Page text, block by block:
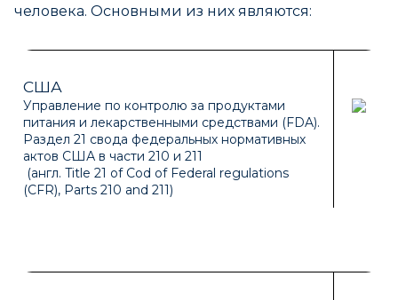
человека. Основными из них являются:
США
Управление по контролю за продуктами
питания и лекарственными средствами (FDA).
Раздел 21 свода федеральных нормативных
актов США в части 210 и 211
(англ. Title 21 of Cod of Federal regulations
(CFR), Parts 210 and 211)